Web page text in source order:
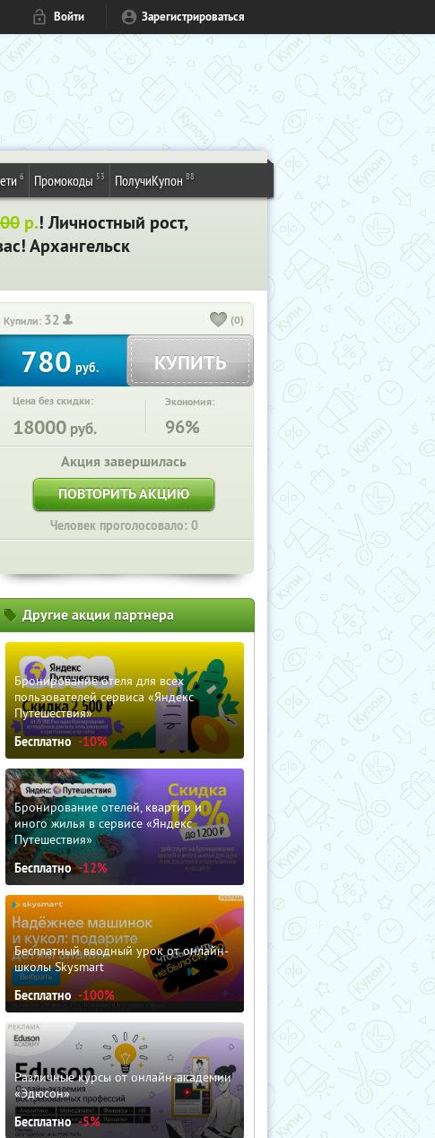
Войти Зарегистрироваться
6 Промокоды 53 ПолучиКупон 88
р.! Личностный рост,
Архангельск
Купили: 32 (0)
780 руб. КУПИТЬ
Цена без скидки:
18000 руб.
Экономия:
96%
Акция завершилась
ПОВТОРИТЬ АКЦИЮ
Человек проголосовало: 0
Другие акции партнера
Бронирование отеля для всех
пользователей сервиса «Яндекс
Путешествия»
Бесплатно -10%
Бронирование отелей, квартир и
иного жилья в сервисе «Яндекс
Путешествия»
Бесплатно -12%
Бесплатный вводный урок от онлайн-
школы Skysmart
Бесплатно -100%
Различные курсы от онлайн-академии
«Эдюсон»
Бесплатно -5%